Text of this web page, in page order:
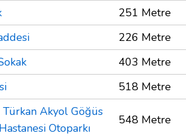
251 Metre
226 Metre
403 Metre
518 Metre
Akyol Göğüs
Otoparkı
548 Metre